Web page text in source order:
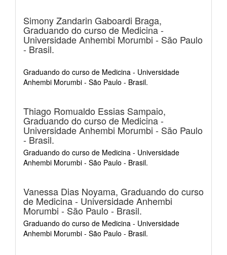
Simony Zandarin Gaboardi Braga,
Graduando do curso de Medicina -
Universidade Anhembi Morumbi - São Paulo
- Brasil.
Graduando do curso de Medicina - Universidade
Anhembi Morumbi - São Paulo - Brasil.
Thiago Romualdo Essias Sampaio,
Graduando do curso de Medicina -
Universidade Anhembi Morumbi - São Paulo
- Brasil.
Graduando do curso de Medicina - Universidade
Anhembi Morumbi - São Paulo - Brasil.
Vanessa Dias Noyama, Graduando do curso
de Medicina - Universidade Anhembi
Morumbi - São Paulo - Brasil.
Graduando do curso de Medicina - Universidade
Anhembi Morumbi - São Paulo - Brasil.